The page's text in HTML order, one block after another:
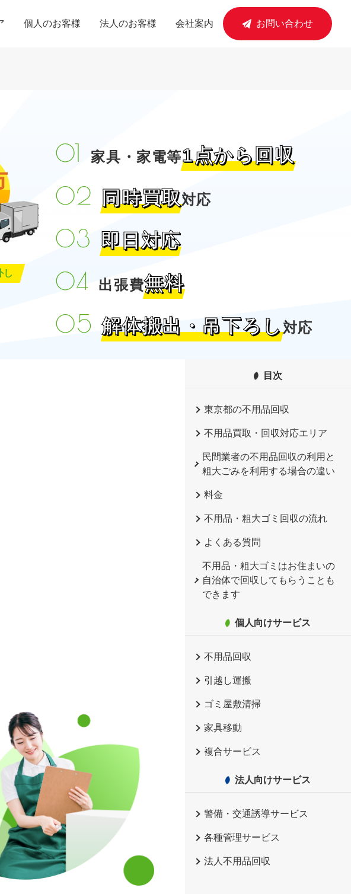
個人のお客様 法人のお客様 会社案内 お問い合わせ
し
家具・家電等1点から回収
同時買取対応
即日対応
出張費無料
解体搬出・吊下ろし対応
目次
東京都の不用品回収
不用品買取・回収対応エリア
民間業者の不用品回収の利用と
粗大ごみを利用する場合の違い
料金
不用品・粗大ゴミ回収の流れ
よくある質問
不用品・粗大ゴミはお住まいの
自治体で回収してもらうことも
できます
個人向けサービス
不用品回収
引越し運搬
ゴミ屋敷清掃
家具移動
複合サービス
法人向けサービス
警備・交通誘導サービス
各種管理サービス
法人不用品回収